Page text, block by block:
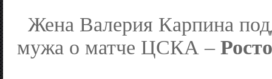
Жена Валерия Карпина
мужа о матче ЦСКА –